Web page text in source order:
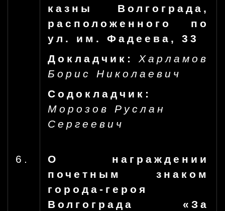
казны Волгограда,
расположенного по
ул. им. Фадеева, 33
Докладчик: Харламов
Борис Николаевич
Содокладчик:
Морозов Руслан
Сергеевич
6.
О награждении
почетным знаком
города-героя
Волгограда «За